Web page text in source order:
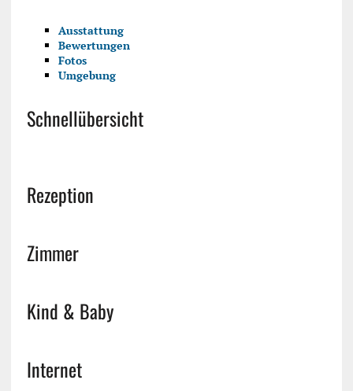
Ausstattung
Bewertungen
Fotos
Umgebung
Schnellübersicht
Rezeption
Zimmer
Kind & Baby
Internet